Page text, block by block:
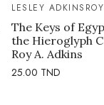
LESLEY ADKINS
The Keys of
the Hieroglyph
Roy A. Adkins
25.00 TND